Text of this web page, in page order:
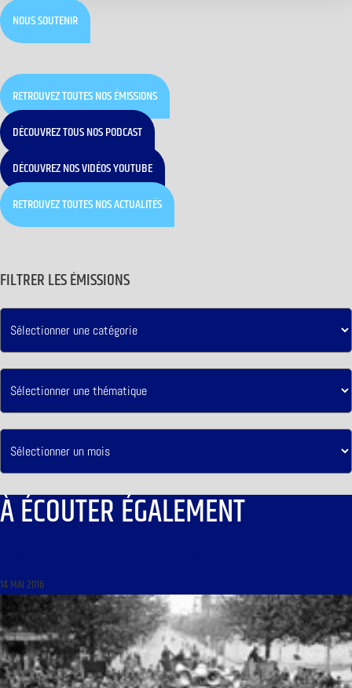
NOUS SOUTENIR
RETROUVEZ TOUTES NOS ÉMISSIONS
DÉCOUVREZ TOUS NOS PODCAST
DÉCOUVREZ NOS VIDÉOS YOUTUBE
RETROUVEZ TOUTES NOS ACTUALITÉS
FILTRER LES ÉMISSIONS
À ÉCOUTER ÉGALEMENT
14 MAI 2016